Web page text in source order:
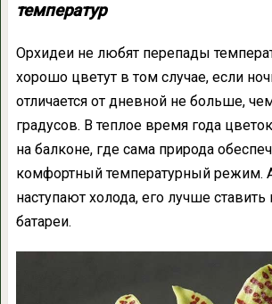
температур
Орхидеи не любят перепады
хорошо цветут в том случае, если
отличается от дневной не больше,
градусов. В теплое время года
на балконе, где сама природа
комфортный температурный режим.
наступают холода, его лучше ставить
батареи.